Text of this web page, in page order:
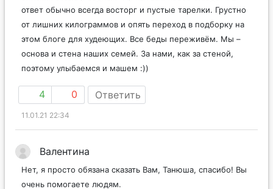
близких отзыв у родных “Ну как вам новое блюдо?”. В
ответ обычно всегда восторг и пустые тарелки. Грустно
от лишних килограммов и опять переход в подборку на
этом блоге для худеющих. Все беды переживём. Мы –
основа и стена наших семей. За нами, как за стеной,
4 0 Ответить
11.01.21 22:34
Валентина
Нет, я просто обязана сказать Вам, Танюша, спасибо! Вы